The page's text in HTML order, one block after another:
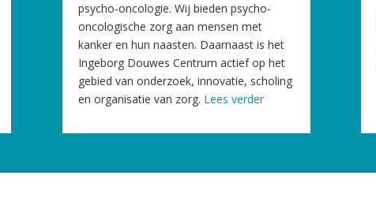
psycho-oncologie. Wij bieden psycho-
oncologische zorg aan mensen met
kanker en hun naasten. Daarnaast is het
Ingeborg Douwes Centrum actief op het
gebied van onderzoek, innovatie, scholing
en organisatie van zorg. Lees verder